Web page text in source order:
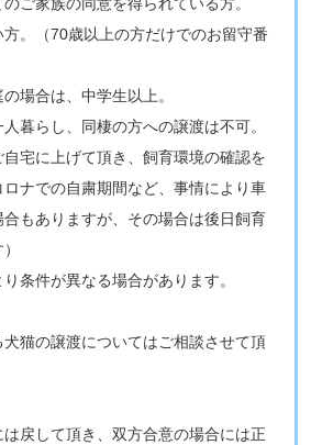
ご家族の同意を得られている方。
方。（70歳以上の方だけでのお留守番
場合は、中学生以上。
暮らし、同棲の方への譲渡は不可​。
自宅に上げて頂き、飼育環境の確認を
ナでの自粛期間など、事情により車
もありますが、その場合は後日飼育
条件が異なる場合があります。
猫の譲渡についてはご相談させて頂
戻して頂き、双方合意の場合には正